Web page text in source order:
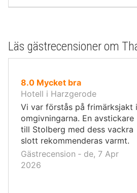
Läs gästrecensioner om
8.0av
10,
Mycket bra
Hotell i Harzgerode
Vi var förstås på frimärksjakt i
omgivningarna. En avstickare
till Stolberg med dess vackra
slott rekommenderas varmt.
Gästrecension ‐ de, 7 Apr
2026